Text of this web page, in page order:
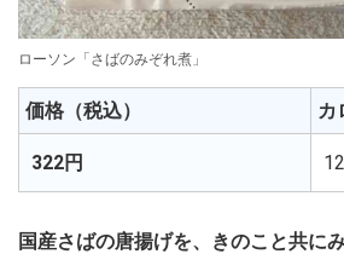
ローソン「さばのみぞれ煮」
価格（税込） カ
322円
国産さばの唐揚げを、きのこと共に